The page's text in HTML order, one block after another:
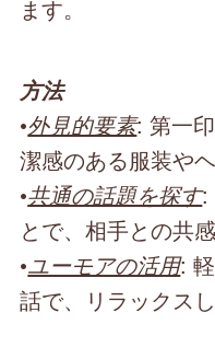
ます。
方法
•外見的要素: 第一
潔感のある服装や
•共通の話題を探す:
とで、相手との共感
•ユーモアの活用:
話で、リラックス